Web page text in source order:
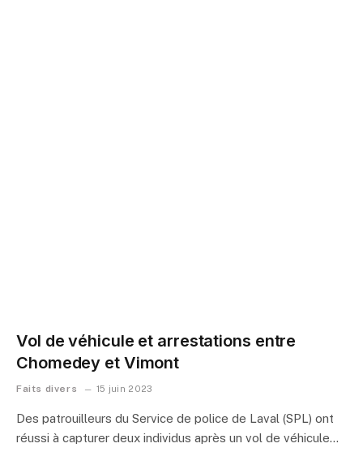
Vol de véhicule et arrestations entre
Chomedey et Vimont
Faits divers 15 juin 2023
Des patrouilleurs du Service de police de Laval (SPL) ont
réussi à capturer deux individus après un vol de véhicule…